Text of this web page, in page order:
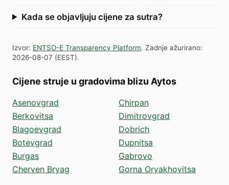
Kada se objavljuju cijene za sutra?
Izvor: ENTSO-E Transparency Platform. Zadnje ažurirano:
2026-08-07 (EEST).
Cijene struje u gradovima blizu Aytos
Asenovgrad
Berkovitsa
Blagoevgrad
Botevgrad
Burgas
Cherven Bryag
Chirpan
Dimitrovgrad
Dobrich
Dupnitsa
Gabrovo
Gorna Oryakhovitsa